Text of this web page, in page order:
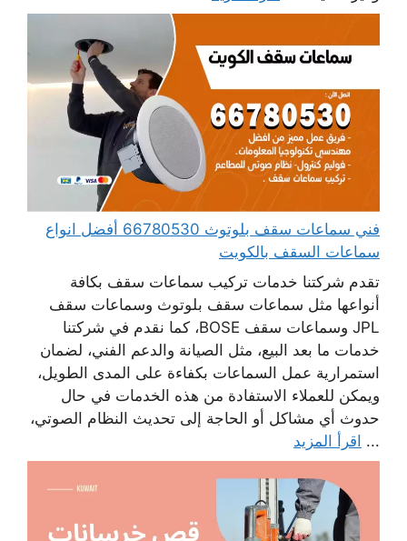
فني سماعات سقف بلوتوث 66780530 أفضل انواع
سماعات السقف بالكويت
تقدم شركتنا خدمات تركيب سماعات سقف بكافة
أنواعها مثل سماعات سقف بلوتوث وسماعات سقف
JPL وسماعات سقف BOSE، كما نقدم في شركتنا
خدمات ما بعد البيع، مثل الصيانة والدعم الفني، لضمان
استمرارية عمل السماعات بكفاءة على المدى الطويل،
ويمكن للعملاء الاستفادة من هذه الخدمات في حال
حدوث أي مشاكل أو الحاجة إلى تحديث النظام الصوتي،
... اقرأ المزيد